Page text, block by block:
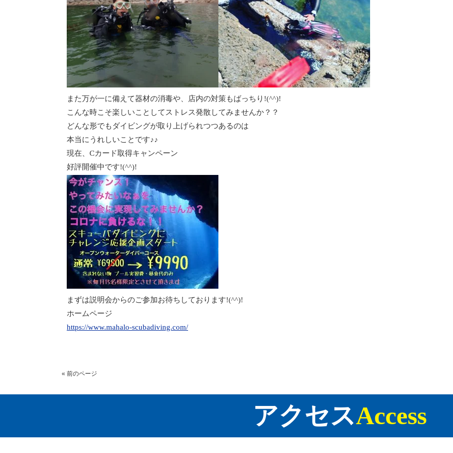
また万が一に備えて器材の消毒や、店内の対策もばっちり!(^^)!
こんな時こそ楽しいことしてストレス発散してみませんか？？
どんな形でもダイビングが取り上げられつつあるのは
本当にうれしいことです♪♪
現在、Cカード取得キャンペーン
好評開催中です!(^^)!
まずは説明会からのご参加お待ちしております!(^^)!
ホームページ
https://www.mahalo-scubadiving.com/
« 前のページ
アクセスAccess